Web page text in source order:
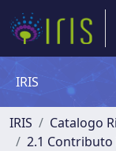
IRIS
IRIS Catalogo
2.1 Contributo